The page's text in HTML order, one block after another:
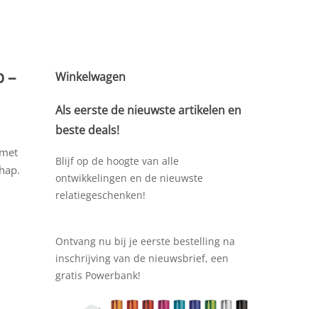
– Winkelwagen
Als eerste de nieuwste artikelen en
beste deals!
Blijf op de hoogte van alle
ontwikkelingen en de nieuwste
relatiegeschenken!
Ontvang nu bij je eerste bestelling na
inschrijving van de nieuwsbrief, een
gratis Powerbank!